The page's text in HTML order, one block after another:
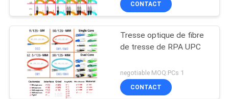
CONTACT
Tresse optique de fibre
de tresse de RPA UPC
negotiable MOQ:PCs 1
CONTACT